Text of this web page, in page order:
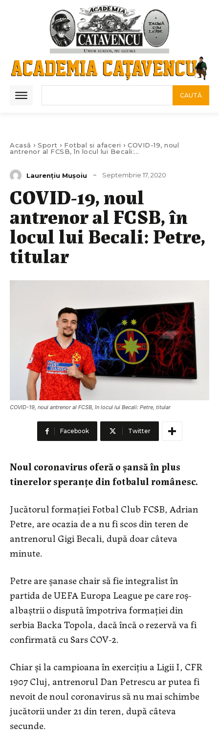
CAUTĂ
Acasă Sport Fotbal si afaceri
COVID-19, noul
antrenor al FCSB, în locul lui Becali:...
Laurenţiu Muşoiu Septembrie 17, 2020
COVID-19, noul
antrenor al FCSB, în
locul lui Becali: Petre,
titular
COVID-19, noul antrenor al FCSB, în locul lui Becali: Petre, titular
Facebook Twitter
Noul coronavirus oferă o șansă în plus
tinerelor speranțe din fotbalul românesc.
Jucătorul formației Fotbal Club FCSB, Adrian
Petre, are ocazia de a nu fi scos din teren de
antrenorul Gigi Becali, după doar câteva
minute.
Petre are șanase chair să fie integralist în
partida de UEFA Europa League pe care roș-
albaștrii o dispută împotriva formației din
serbia Backa Topola, dacă încă o rezervă va fi
confirmată cu Sars COV-2.
Chiar și la campioana în exercițiu a Ligii I, CFR
1907 Cluj, antrenorul Dan Petrescu ar putea fi
nevoit de noul coronavirus să nu mai schimbe
jucătorii under 21 din teren, după câteva
secunde.